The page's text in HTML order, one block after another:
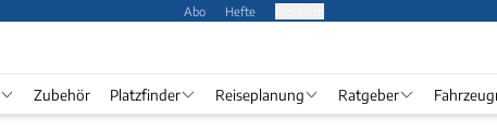
Abo Hefte
Zubehör Platzfinder Reiseplanung Ratgeber